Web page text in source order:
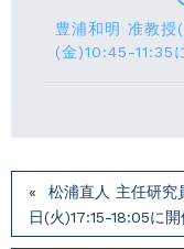
豊浦和明 准教授
(⾦)10:45-11:35
松浦直人 主任研究
⽇(火)17:15-18:05に